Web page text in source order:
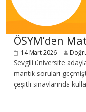
ÖSYM’den
14 Mart 2026
Sevgili üniversite
mantık soruları
çeşitli sınavlarında